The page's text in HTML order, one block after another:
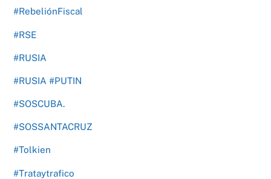
#RebeliónFiscal
#RSE
#RUSIA
#RUSIA #PUTIN
#SOSCUBA.
#SOSSANTACRUZ
#Tolkien
#Trataytrafico